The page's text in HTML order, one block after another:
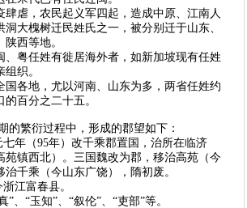
肆虐，农民起义军四起，造成中原、江南人
洞大槐树迁民姓氏之一，被分别迁于山东、
西等地。
、粤任姓有徙居海外者，如新加坡现有任姓
织。
国各地，尤以河南、山东为多，两省任姓约
百分之二十五。
的繁衍过程中，形成的郡望如下：
年（95年）改千乘郡置国，治所在临济
苑镇西北）。三国魏改为郡，移治高苑（今
千乘（今山东广饶），隋初废。
江富春县。
”、“玉知”、“叙伦”、“吏部”等。